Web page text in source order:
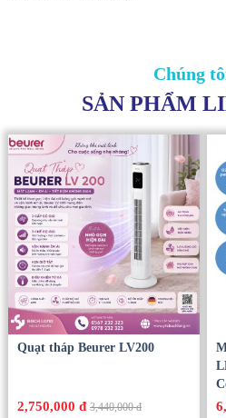
Chúng
SẢN PHẨM
Quạt tháp Beurer LV200
2,750,000 đ 3,440,000 đ